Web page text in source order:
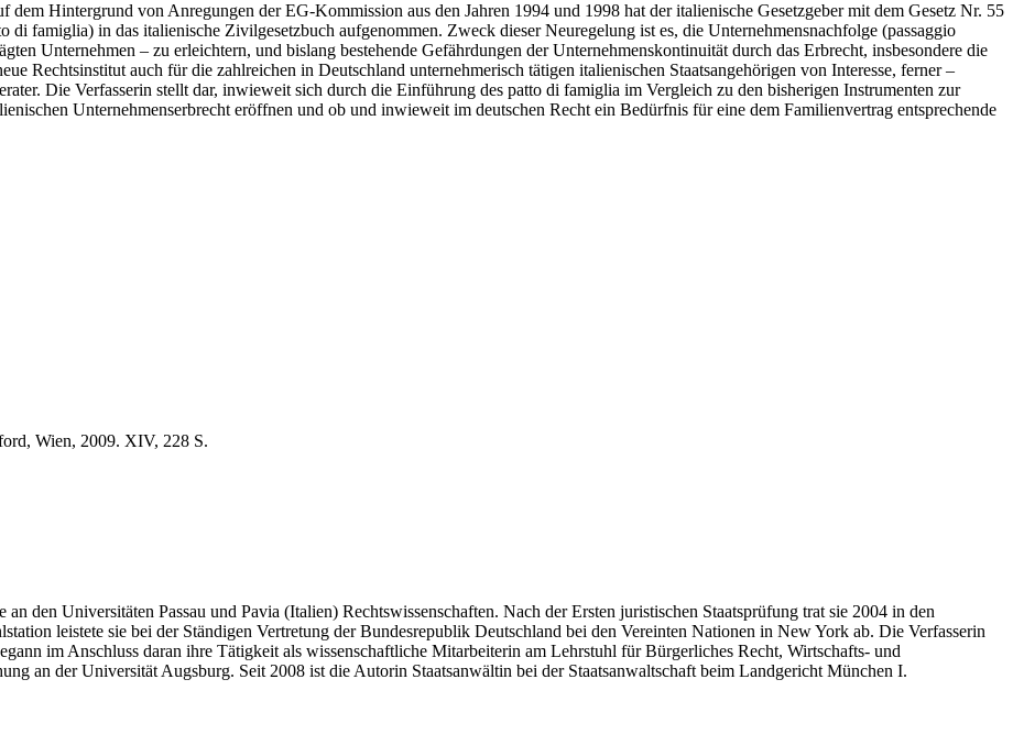
dem Hintergrund von Anregungen der EG-Kommission aus den Jahren 1994 und 1998 hat der italienische Gesetzgeber mit dem Gesetz Nr. 55
di famiglia) in das italienische Zivilgesetzbuch aufgenommen. Zweck dieser Neuregelung ist es, die Unternehmensnachfolge (passaggio
Unternehmen – zu erleichtern, und bislang bestehende Gefährdungen der Unternehmenskontinuität durch das Erbrecht, insbesondere die
Rechtsinstitut auch für die zahlreichen in Deutschland unternehmerisch tätigen italienischen Staatsangehörigen von Interesse, ferner –
Die Verfasserin stellt dar, inwieweit sich durch die Einführung des patto di famiglia im Vergleich zu den bisherigen Instrumenten zur
Unternehmenserbrecht eröffnen und ob und inwieweit im deutschen Recht ein Bedürfnis für eine dem Familienvertrag entsprechende
Wien, 2009. XIV, 228 S.
den Universitäten Passau und Pavia (Italien) Rechtswissenschaften. Nach der Ersten juristischen Staatsprüfung trat sie 2004 in den
leistete sie bei der Ständigen Vertretung der Bundesrepublik Deutschland bei den Vereinten Nationen in New York ab. Die Verfasserin
im Anschluss daran ihre Tätigkeit als wissenschaftliche Mitarbeiterin am Lehrstuhl für Bürgerliches Recht, Wirtschafts- und
an der Universität Augsburg. Seit 2008 ist die Autorin Staatsanwältin bei der Staatsanwaltschaft beim Landgericht München I.